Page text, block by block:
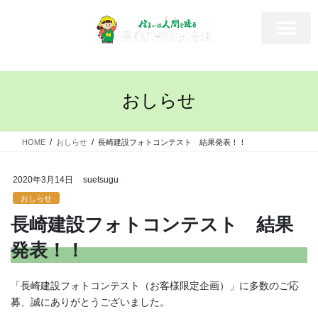
おしらせ
HOME おしらせ 長崎建設フォトコンテスト 結果発表！！
2020年3月14日 suetsugu
おしらせ
長崎建設フォトコンテスト 結果
発表！！
「長崎建設フォトコンテスト（お客様限定企画）」に多数のご応
募、誠にありがとうございました。